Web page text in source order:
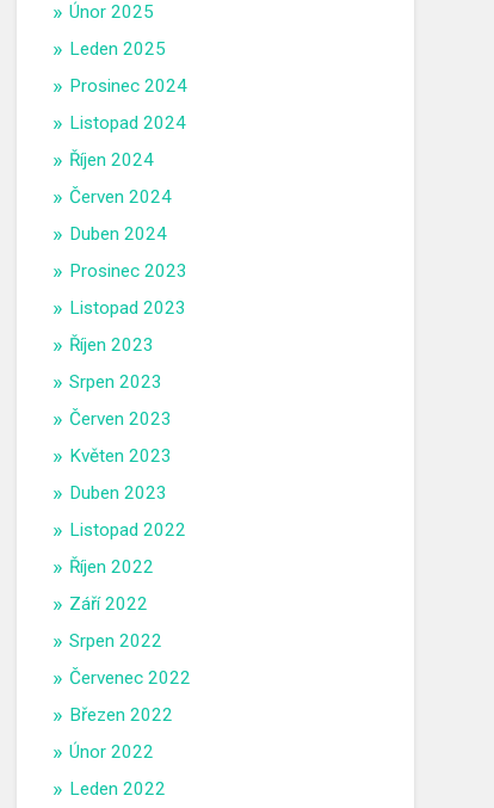
Únor 2025
Leden 2025
Prosinec 2024
Listopad 2024
Říjen 2024
Červen 2024
Duben 2024
Prosinec 2023
Listopad 2023
Říjen 2023
Srpen 2023
Červen 2023
Květen 2023
Duben 2023
Listopad 2022
Říjen 2022
Září 2022
Srpen 2022
Červenec 2022
Březen 2022
Únor 2022
Leden 2022